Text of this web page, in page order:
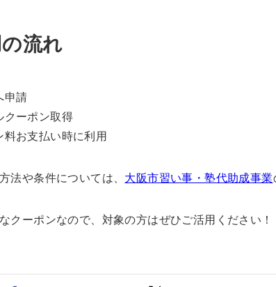
流れ
申請
クーポン取得
料お支払い時に利用
法や条件については、 大阪市習い事・塾代助成事業
クーポンなので、対象の方はぜひご活用ください！